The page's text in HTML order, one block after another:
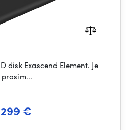
disk Exascend Element. Je
299 €